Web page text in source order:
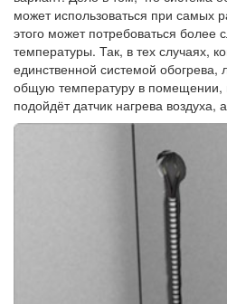
может использоваться при самых
этого может потребоваться более
температуры. Так, в тех случаях,
единственной системой обогрева,
общую температуру в помещении,
подойдёт датчик нагрева воздуха,